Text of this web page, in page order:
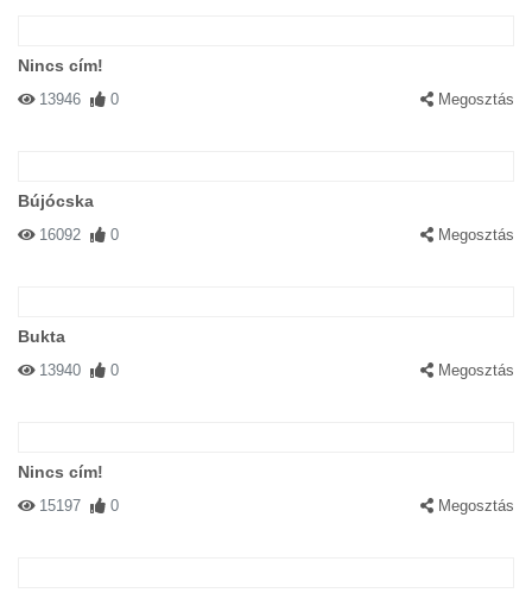
Nincs cím!
13946 0 Megosztás
Bújócska
16092 0 Megosztás
Bukta
13940 0 Megosztás
Nincs cím!
15197 0 Megosztás